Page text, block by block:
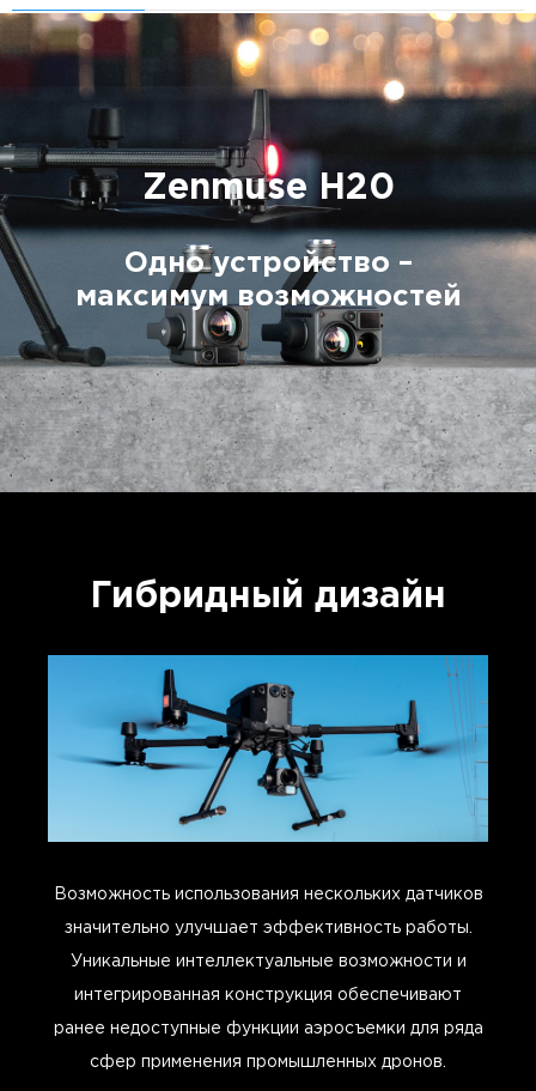
Zenmuse H20
Одно устройство –
максимум возможностей
Гибридный дизайн
Возможность использования нескольких датчиков
значительно улучшает эффективность работы.
Уникальные интеллектуальные возможности и
интегрированная конструкция обеспечивают
ранее недоступные функции аэросъемки для ряда
сфер применения промышленных дронов.